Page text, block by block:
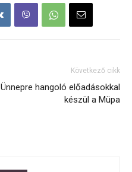
Következő cikk
Ünnepre hangoló előadásokkal
készül a Müpa